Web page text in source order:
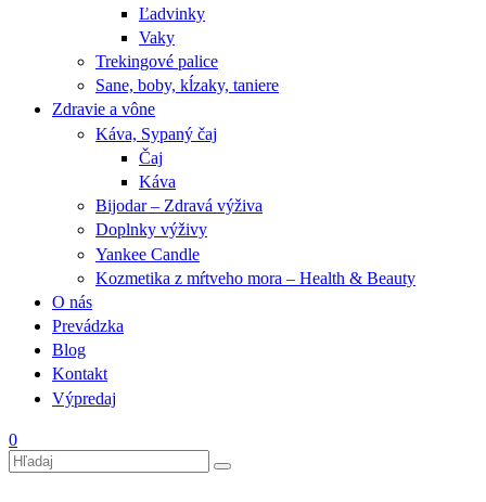
Ľadvinky
Vaky
Trekingové palice
Sane, boby, kĺzaky, taniere
Zdravie a vône
Káva, Sypaný čaj
Čaj
Káva
Bijodar – Zdravá výživa
Doplnky výživy
Yankee Candle
Kozmetika z mŕtveho mora – Health & Beauty
O nás
Prevádzka
Blog
Kontakt
Výpredaj
0